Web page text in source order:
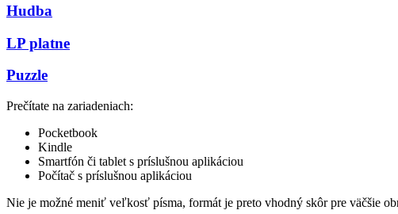
Hudba
LP platne
Puzzle
Prečítate na zariadeniach:
Pocketbook
Kindle
Smartfón či tablet s príslušnou aplikáciou
Počítač s príslušnou aplikáciou
Nie je možné meniť veľkosť písma, formát je preto vhodný skôr pre väčšie